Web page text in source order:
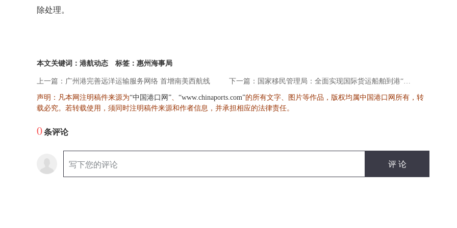
除处理。
本文关键词：港航动态 标签：惠州海事局
上一篇：广州港完善远洋运输服务网络 首增南美西航线 下一篇：国家移民管理局：全面实现国际货运船舶到港“零等待”作业、离港“零延时”验放
声明：凡本网注明稿件来源为“中国港口网”、 “www.chinaports.com”的所有文字、图片等作品，版权均属中国港口网所有，转
载必究。若转载使用，须同时注明稿件来源和作者信息，并承担相应的法律责任。
0条评论